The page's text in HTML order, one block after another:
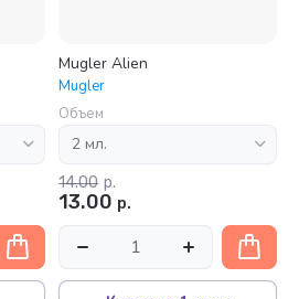
Mugler Alien
Mugler
Объем
14.00 р.
13.00 р.